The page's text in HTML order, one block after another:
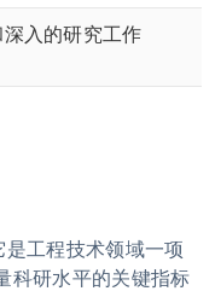
入的研究工作
工程技术领域一项
科研水平的关键指标